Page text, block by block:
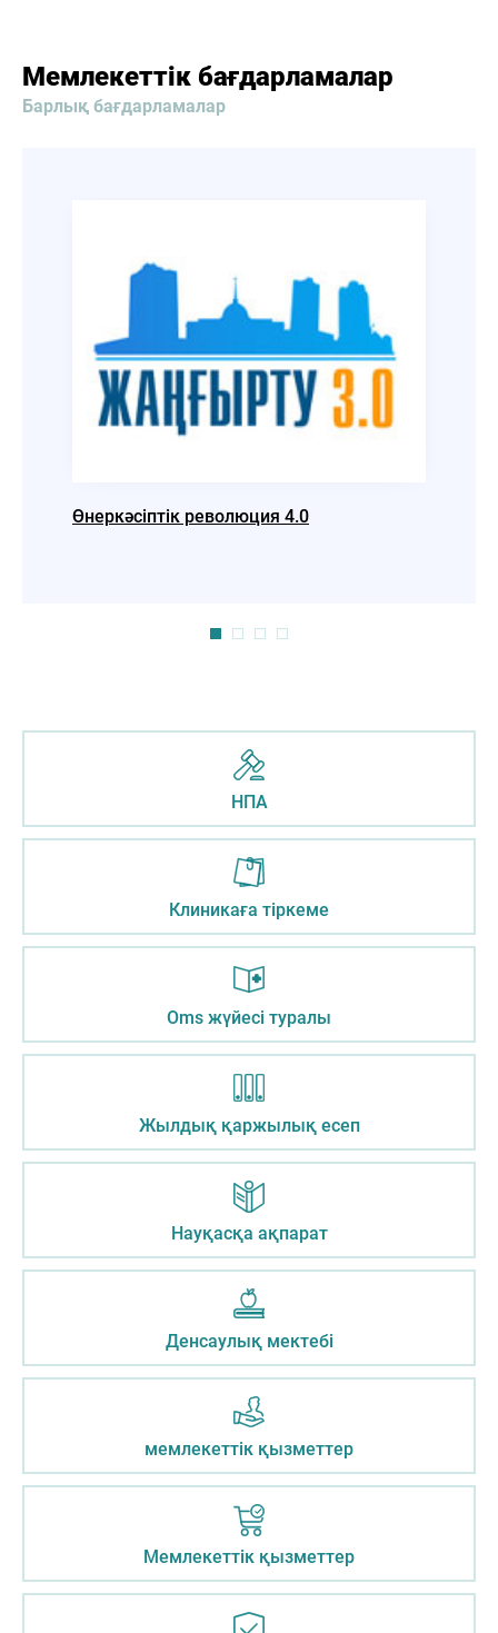
Мемлекеттік бағдарламалар
Барлық бағдарламалар
Өнеркәсіптік революция 4.0
НПА
Клиникаға тіркеме
Oms жүйесі туралы
Жылдық қаржылық есеп
Науқасқа ақпарат
Денсаулық мектебі
мемлекеттік қызметтер
Мемлекеттік қызметтер